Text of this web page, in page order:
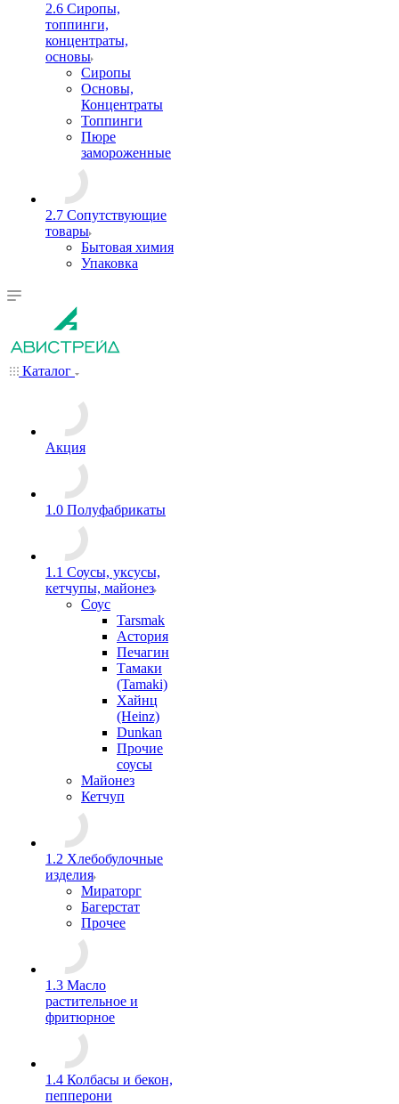
2.6 Сиропы,
топпинги,
концентраты,
основы
Сиропы
Основы,
Концентраты
Топпинги
Пюре
замороженные
2.7 Сопутствующие
товары
Бытовая химия
Упаковка
Каталог
Акция
1.0 Полуфабрикаты
1.1 Соусы, уксусы,
кетчупы, майонез
Соус
Tarsmak
Астория
Печагин
Тамаки
(Tamaki)
Хайнц
(Heinz)
Dunkan
Прочие
соусы
Майонез
Кетчуп
1.2 Хлебобулочные
изделия
Мираторг
Багерстат
Прочее
1.3 Масло
растительное и
фритюрное
1.4 Колбасы и бекон,
пепперони